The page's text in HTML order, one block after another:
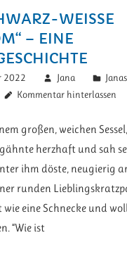
WEISSE P
– EINE K
2022 Jana
Janas
Kommentar hinterlassen
großen, weichen
herzhaft und sah
ihm döste, neugierig
runden
wie eine Schnecke und
“Wie ist